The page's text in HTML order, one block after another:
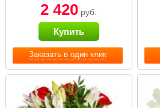
Заказать в один клик
2 420 руб.
Купить